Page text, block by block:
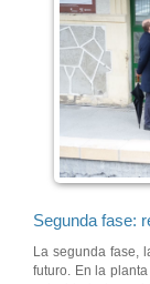
Segunda fase:
La segunda fase,
futuro. En la